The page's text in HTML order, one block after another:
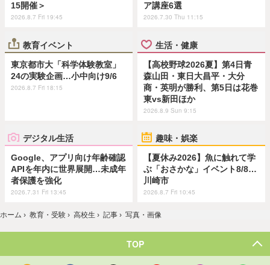
15開催＞
2026.8.7 Fri 19:45
ア講座6選
2026.7.30 Thu 11:15
教育イベント
東京都市大「科学体験教室」
24の実験企画…小中向け9/6
2026.8.7 Fri 18:15
生活・健康
【高校野球2026夏】第4日青
森山田・東日大昌平・大分
商・英明が勝利、第5日は花巻
東vs新田ほか
2026.8.9 Sun 9:15
デジタル生活
Google、アプリ向け年齢確認
APIを年内に世界展開…未成年
者保護を強化
2026.7.31 Fri 13:45
趣味・娯楽
【夏休み2026】魚に触れて学
ぶ「おさかな」イベント8/8…
川崎市
2026.8.7 Fri 10:45
ホーム › 教育・受験 › 高校生 › 記事 › 写真・画像
TOP